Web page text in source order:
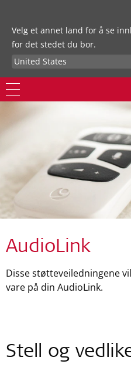
Velg et annet land for å se
for det stedet du bor.
AudioLink
Disse støtteveiledningene
vare på din AudioLink.
Stell og